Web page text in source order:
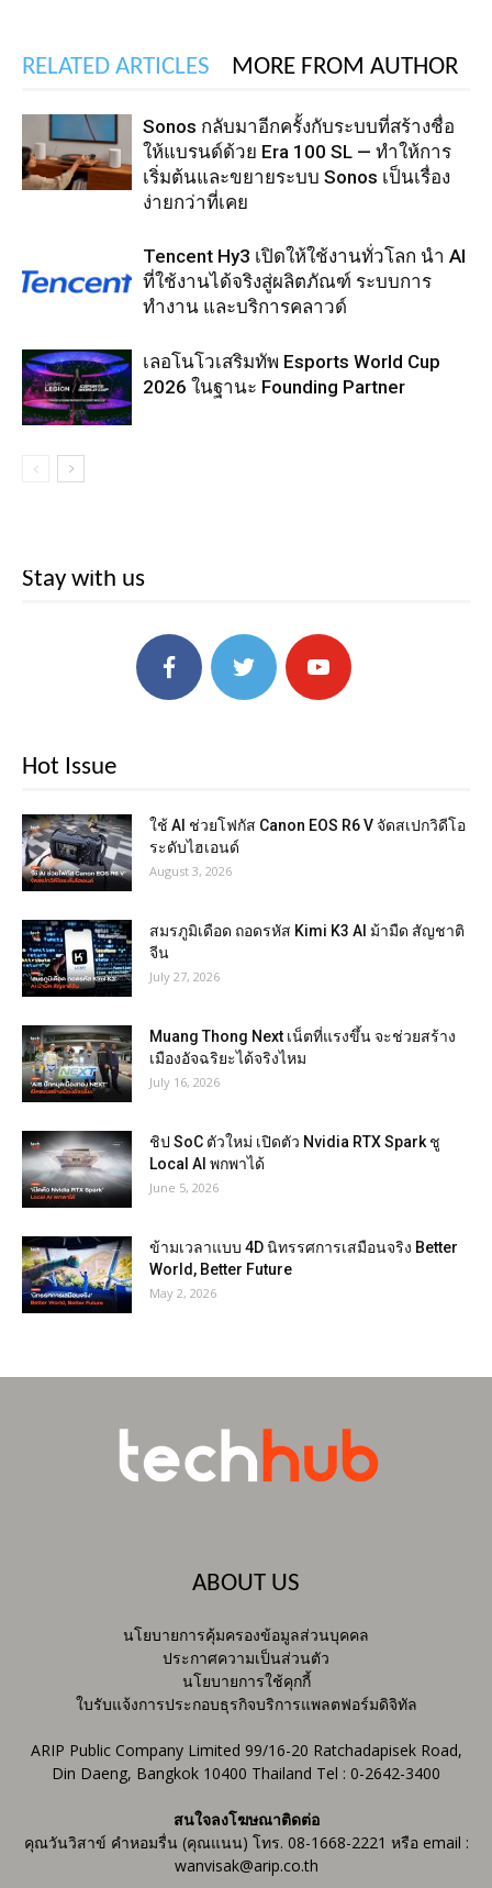
RELATED ARTICLES MORE FROM AUTHOR
Sonos กลับมาอีกครั้งกับระบบที่สร้างชื่อ
ให้แบรนด์ด้วย Era 100 SL — ทำให้การ
เริ่มต้นและขยายระบบ Sonos เป็นเรื่อง
ง่ายกว่าที่เคย
Tencent Hy3 เปิดให้ใช้งานทั่วโลก นำ AI
ที่ใช้งานได้จริงสู่ผลิตภัณฑ์ ระบบการ
ทำงาน และบริการคลาวด์
เลอโนโวเสริมทัพ Esports World Cup
2026 ในฐานะ Founding Partner
Stay with us
Hot Issue
ใช้ AI ช่วยโฟกัส Canon EOS R6 V จัดสเปกวิดีโอ
ระดับไฮเอนด์
August 3, 2026
สมรภูมิเดือด ถอดรหัส Kimi K3 AI ม้ามืด สัญชาติ
จีน
July 27, 2026
Muang Thong Next เน็ตที่แรงขึ้น จะช่วยสร้าง
เมืองอัจฉริยะได้จริงไหม
July 16, 2026
ชิป SoC ตัวใหม่ เปิดตัว Nvidia RTX Spark ชู
Local AI พกพาได้
June 5, 2026
ข้ามเวลาแบบ 4D นิทรรศการเสมือนจริง Better
World, Better Future
May 2, 2026
ABOUT US
นโยบายการคุ้มครองข้อมูลส่วนบุคคล
ประกาศความเป็นส่วนตัว
นโยบายการใช้คุกกี้
ใบรับแจ้งการประกอบธุรกิจบริการแพลตฟอร์มดิจิทัล
ARIP Public Company Limited 99/16-20 Ratchadapisek Road,
Din Daeng, Bangkok 10400 Thailand Tel : 0-2642-3400
สนใจลงโฆษณาติดต่อ
คุณวันวิสาข์ คำหอมรื่น (คุณแนน) โทร. 08-1668-2221 หรือ email :
wanvisak@arip.co.th